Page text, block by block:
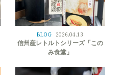
/img/not_dammy_works.png"/
>
BLOG 2026.04.13
信州産レトルトシリーズ「この
み食堂」